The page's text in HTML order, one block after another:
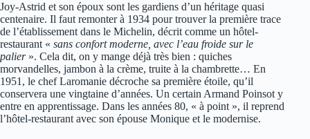
Joy-Astrid et son époux sont les gardiens d’un héritage quasi
centenaire. Il faut remonter à 1934 pour trouver la première trace
de l’établissement dans le Michelin, décrit comme un hôtel-
restaurant « sans confort moderne, avec l’eau froide sur le
palier». Cela dit, on y mange déjà très bien : quiches
morvandelles, jambon à la crème, truite à la chambrette… En
1951, le chef Laromanie décroche sa première étoile, qu’il
conservera une vingtaine d’années. Un certain Armand Poinsot y
entre en apprentissage. Dans les années 80, « à point », il reprend
l’hôtel-restaurant avec son épouse Monique et le modernise.